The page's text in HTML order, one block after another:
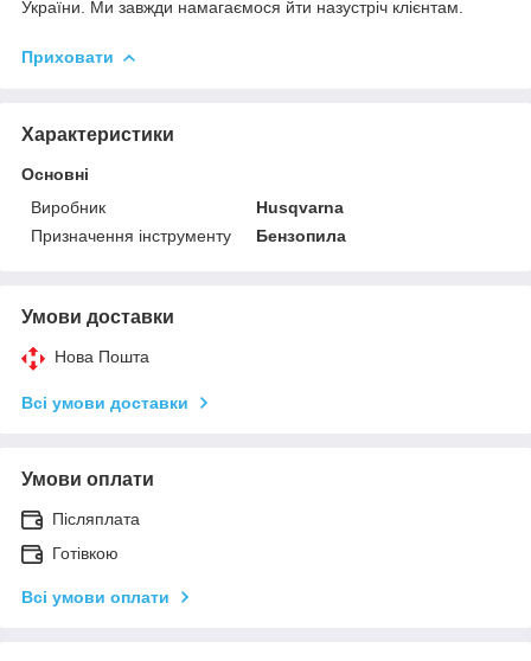
України. Ми завжди намагаємося йти назустріч клієнтам.
Приховати
Характеристики
Основні
Виробник
Husqvarna
Призначення інструменту
Бензопила
Умови доставки
Нова Пошта
Всі умови доставки
Умови оплати
Післяплата
Готівкою
Всі умови оплати